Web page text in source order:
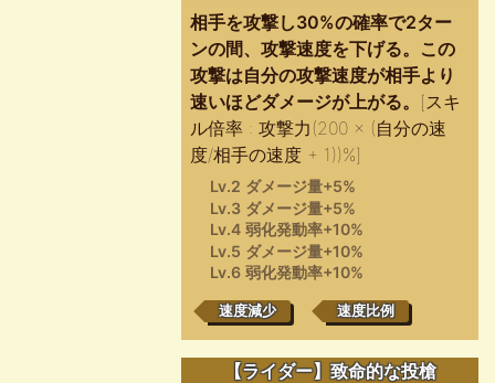
相手を攻撃し30%の確率で2ター
ンの間、攻撃速度を下げる。この
攻撃は自分の攻撃速度が相手より
速いほどダメージが上がる。 [スキ
ル倍率 : 攻撃力(200 × (自分の速
度/相手の速度 + 1))%]
Lv.2 ダメージ量+5%
Lv.3 ダメージ量+5%
Lv.4 弱化発動率+10%
Lv.5 ダメージ量+10%
Lv.6 弱化発動率+10%
速度減少 速度比例
【ライダー】致命的な投槍